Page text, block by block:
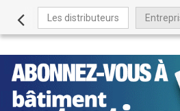
Les distributeurs